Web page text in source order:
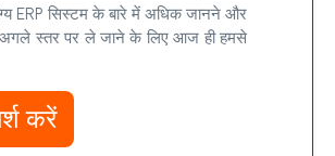
ERP सिस्टम के बारे में अधिक जानने और
अगले स्तर पर ले जाने के लिए आज ही हमसे
करें